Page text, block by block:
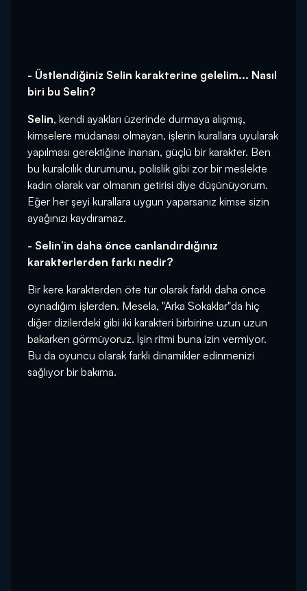
- Üstlendiğiniz Selin karakterine gelelim... Nasıl
biri bu Selin?
Selin, kendi ayakları üzerinde durmaya alışmış,
kimselere müdanası olmayan, işlerin kurallara uyularak
yapılması gerektiğine inanan, güçlü bir karakter. Ben
bu kuralcılık durumunu, polislik gibi zor bir meslekte
kadın olarak var olmanın getirisi diye düşünüyorum.
Eğer her şeyi kurallara uygun yaparsanız kimse sizin
ayağınızı kaydıramaz.
- Selin’in daha önce canlandırdığınız
karakterlerden farkı nedir?
Bir kere karakterden öte tür olarak farklı daha önce
oynadığım işlerden. Mesela, "Arka Sokaklar"da hiç
diğer dizilerdeki gibi iki karakteri birbirine uzun uzun
bakarken görmüyoruz. İşin ritmi buna izin vermiyor.
Bu da oyuncu olarak farklı dinamikler edinmenizi
sağlıyor bir bakıma.